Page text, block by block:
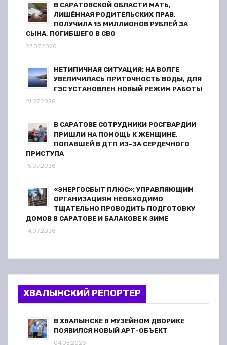
В САРАТОВСКОЙ ОБЛАСТИ МАТЬ,
ЛИШЁННАЯ РОДИТЕЛЬСКИХ ПРАВ,
ПОЛУЧИЛА 15 МИЛЛИОНОВ РУБЛЕЙ ЗА
СЫНА, ПОГИБШЕГО В СВО
27.07.2026
НЕТИПИЧНАЯ СИТУАЦИЯ: НА ВОЛГЕ
УВЕЛИЧИЛАСЬ ПРИТОЧНОСТЬ ВОДЫ, ДЛЯ
ГЭС УСТАНОВЛЕН НОВЫЙ РЕЖИМ РАБОТЫ
21.07.2026
В САРАТОВЕ СОТРУДНИКИ РОСГВАРДИИ
ПРИШЛИ НА ПОМОЩЬ К ЖЕНЩИНЕ,
ПОПАВШЕЙ В ДТП ИЗ-ЗА СЕРДЕЧНОГО
ПРИСТУПА
15.07.2026
«ЭНЕРГОСБЫТ ПЛЮС»: УПРАВЛЯЮЩИМ
ОРГАНИЗАЦИЯМ НЕОБХОДИМО
ТЩАТЕЛЬНО ПРОВОДИТЬ ПОДГОТОВКУ
ДОМОВ В САРАТОВЕ И БАЛАКОВЕ К ЗИМЕ
14.07.2026
ХВАЛЫНСКИЙ РЕПОРТЕР
В ХВАЛЫНСКЕ В МУЗЕЙНОМ ДВОРИКЕ
ПОЯВИЛСЯ НОВЫЙ АРТ-ОБЪЕКТ
04.08.2026